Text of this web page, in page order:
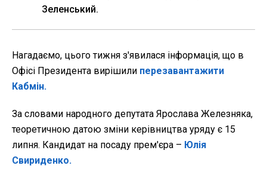
Зеленський.
Нагадаємо, цього тижня з'явилася інформація, що в
Офісі Президента вирішили перезавантажити
Кабмін.
За словами народного депутата Ярослава Железняка,
теоретичною датою зміни керівництва уряду є 15
липня. Кандидат на посаду прем'єра – Юлія
Свириденко.